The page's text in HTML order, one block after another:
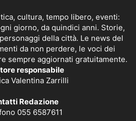
cultura, tempo libero, eventi:
giorno, da quindici anni. Storie,
della città. Le news del
da non perdere, le voci dei
sempre aggiornati gratuitamente.
responsabile
Valentina Zarrilli
Redazione
055 6587611